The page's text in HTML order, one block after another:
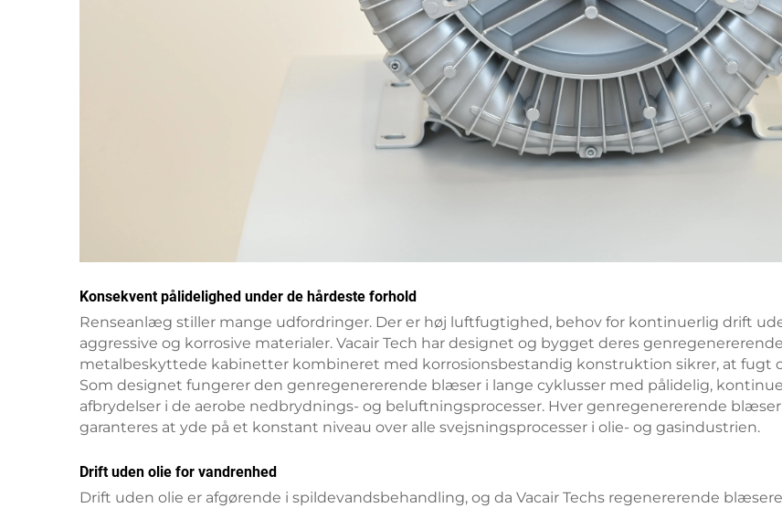
Konsekvent pålidelighed under de hårdeste forhold
Renseanlæg stiller mange udfordringer. Der er høj luftfugtighed, behov for kontinuerlig drift
aggressive og korrosive materialer. Vacair Tech har designet og bygget deres
metalbeskyttede kabinetter kombineret med korrosionsbestandig konstruktion sikrer, at fugt
Som designet fungerer den genregenererende blæser i lange cyklusser med pålidelig,
afbrydelser i de aerobe nedbrydnings- og beluftningsprocesser. Hver genregenererende
garanteres at yde på et konstant niveau over alle svejsningsprocesser i olie- og gasindustrien.
Drift uden olie for vandrenhed
Drift uden olie er afgørende i spildevandsbehandling, og da Vacair Techs regenererende